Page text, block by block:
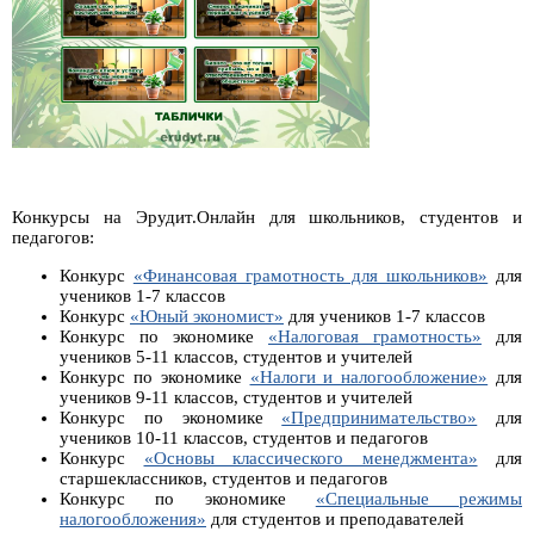
Конкурсы на Эрудит.Онлайн для школьников, студентов и
педагогов:
Конкурс «Финансовая грамотность для школьников» для
учеников 1-7 классов
Конкурс «Юный экономист» для учеников 1-7 классов
Конкурс по экономике «Налоговая грамотность» для
учеников 5-11 классов, студентов и учителей
Конкурс по экономике «Налоги и налогообложение» для
учеников 9-11 классов, студентов и учителей
Конкурс по экономике «Предпринимательство» для
учеников 10-11 классов, студентов и педагогов
Конкурс «Основы классического менеджмента» для
старшеклассников, студентов и педагогов
Конкурс по экономике «Специальные режимы
налогообложения» для студентов и преподавателей